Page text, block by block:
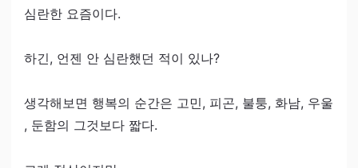
심란한 요즘이다.
하긴, 언젠 안 심란했던 적이 있나?
생각해보면 행복의 순간은 고민, 피곤, 불퉁, 화남, 우울
, 둔함의 그것보다 짧다.